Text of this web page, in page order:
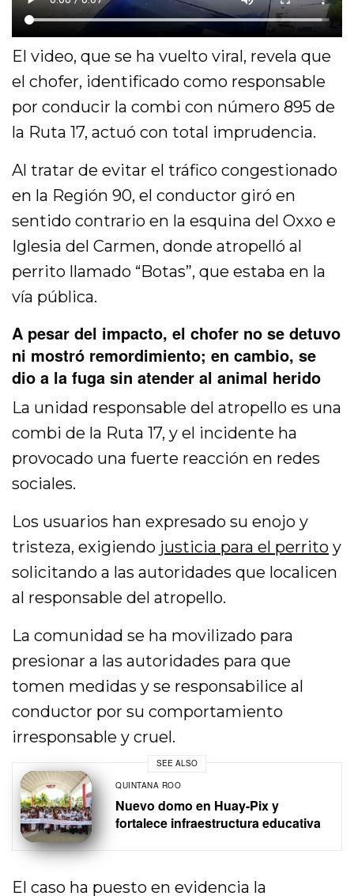
El video, que se ha vuelto viral, revela que
el chofer, identificado como responsable
por conducir la combi con número 895 de
la Ruta 17, actuó con total imprudencia.
Al tratar de evitar el tráfico congestionado
en la Región 90, el conductor giró en
sentido contrario en la esquina del Oxxo e
Iglesia del Carmen, donde atropelló al
perrito llamado “Botas”, que estaba en la
vía pública.
A pesar del impacto, el chofer no se detuvo
ni mostró remordimiento; en cambio, se
dio a la fuga sin atender al animal herido
La unidad responsable del atropello es una
combi de la Ruta 17, y el incidente ha
provocado una fuerte reacción en redes
sociales.
Los usuarios han expresado su enojo y
tristeza, exigiendo justicia para el perrito y
solicitando a las autoridades que localicen
al responsable del atropello.
La comunidad se ha movilizado para
presionar a las autoridades para que
tomen medidas y se responsabilice al
conductor por su comportamiento
irresponsable y cruel.
SEE ALSO
QUINTANA ROO
Nuevo domo en Huay-Pix y
fortalece infraestructura educativa
El caso ha puesto en evidencia la